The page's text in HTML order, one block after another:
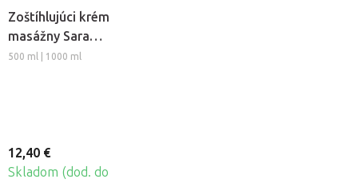
Zoštíhlujúci krém
masážny Sara
Beauty Spa -
500 ml | 1000 ml
12,40 €
Skladom (dod. do